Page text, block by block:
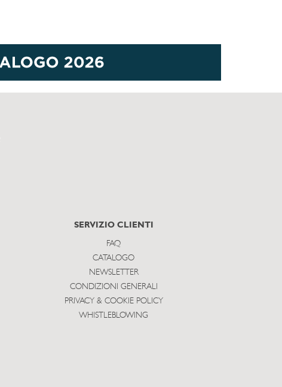
SERVIZIO CLIENTI
FAQ
CATALOGO
NEWSLETTER
CONDIZIONI GENERALI
PRIVACY & COOKIE POLICY
WHISTLEBLOWING